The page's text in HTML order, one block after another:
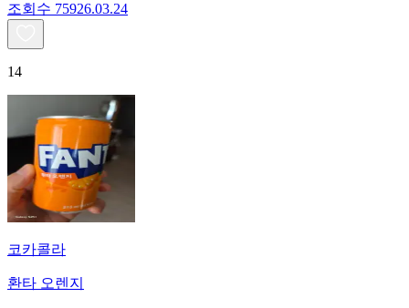
조회수 75926.03.24
14
코카콜라
환타 오렌지